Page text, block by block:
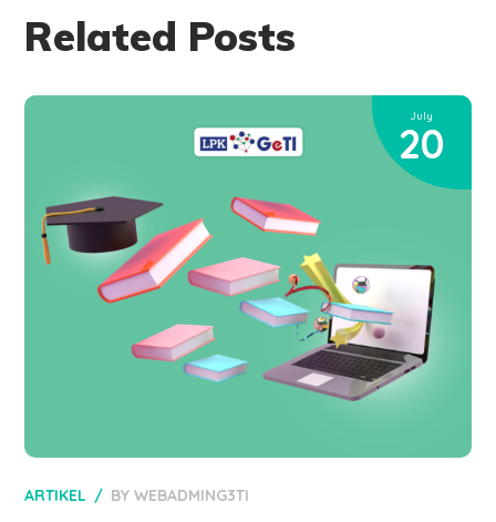
Related Posts
July
20
ARTIKEL BYWEBADMING3TI